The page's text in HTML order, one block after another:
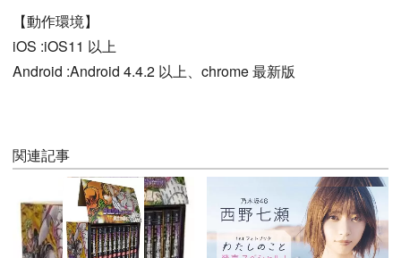
【動作環境】
iOS :iOS11 以上
Android :Android 4.4.2 以上、chrome 最新版
関連記事